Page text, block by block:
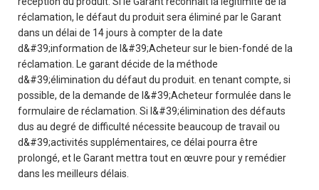
réclamation, le défaut du produit sera éliminé par le Garant
dans un délai de 14 jours à compter de la date
d&#39;information de l&#39;Acheteur sur le bien-fondé de la
réclamation. Le garant décide de la méthode
d&#39;élimination du défaut du produit. en tenant compte, si
possible, de la demande de l&#39;Acheteur formulée dans le
formulaire de réclamation. Si l&#39;élimination des défauts
dus au degré de difficulté nécessite beaucoup de travail ou
d&#39;activités supplémentaires, ce délai pourra être
prolongé, et le Garant mettra tout en œuvre pour y remédier
dans les meilleurs délais.